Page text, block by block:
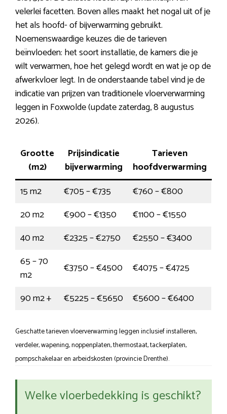
velerlei facetten. Boven alles maakt het nogal uit of je
het als hoofd- of bijverwarming gebruikt.
Noemenswaardige keuzes die de tarieven
beïnvloeden: het soort installatie, de kamers die je
wilt verwarmen, hoe het gelegd wordt en wat je op de
afwerkvloer legt. In de onderstaande tabel vind je de
indicatie van prijzen van traditionele vloerverwarming
leggen in Foxwolde (update zaterdag, 8 augustus
2026).
Grootte
(m2)
Prijsindicatie
bijverwarming
Tarieven
hoofdverwarming
15 m2
€705 – €735
€760 – €800
20 m2
€900 – €1350
€1100 – €1550
40 m2
€2325 – €2750
€2550 – €3400
65 – 70
m2
€3750 – €4500
€4075 – €4725
90 m2 +
€5225 – €5650 €5600 – €6400
Geschatte tarieven vloerverwarming leggen inclusief installeren,
verdeler, wapening, noppenplaten, thermostaat, tackerplaten,
pompschakelaar en arbeidskosten (provincie Drenthe).
Welke vloerbedekking is geschikt?